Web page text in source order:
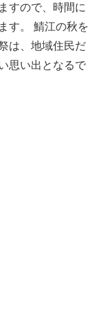
すので、時間に
す。 鯖江の秋を
は、地域住民だ
思い出となるで